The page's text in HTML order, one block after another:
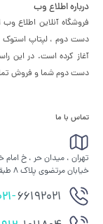
درباره اطلاع وب
دست دوم ، لپتاپ استوک
آغاز کرده است. در این
دست دوم شما و فروش
تماس با ما
تهران ، میدان حر ، خ
خیابان مرتضوی پلاک 8 طبقه همکف
66192021